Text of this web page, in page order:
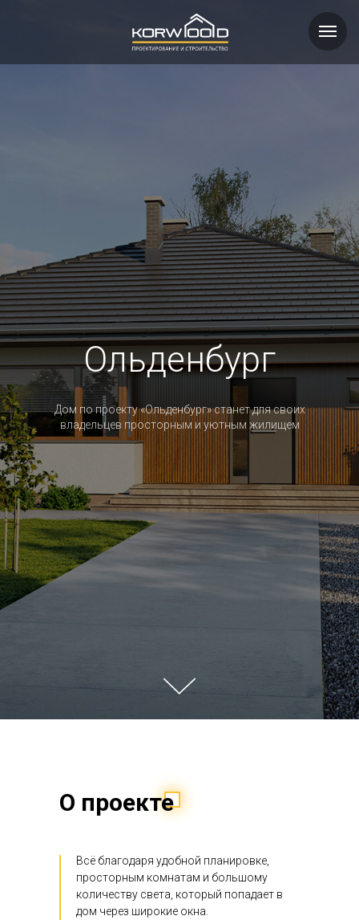
Ольденбург
Дом по проекту «Ольденбург» станет для своих
владельцев просторным и уютным жилищем
О проекте
Всё благодаря удобной планировке,
просторным комнатам и большому
количеству света, который попадает в
дом через широкие окна.